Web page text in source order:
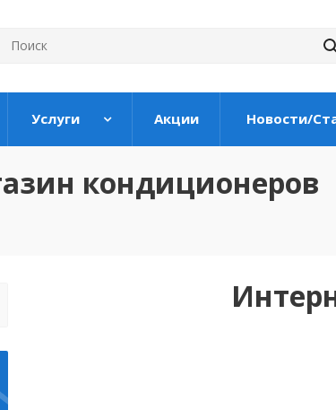
Услуги Акции Новости/
кондиционеров